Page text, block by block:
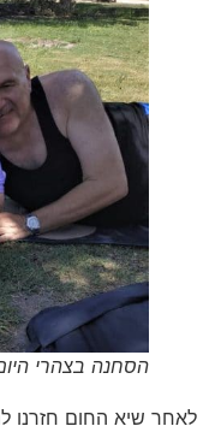
הסחנה בצהרי היום
לאחר שיא החום חזרנו